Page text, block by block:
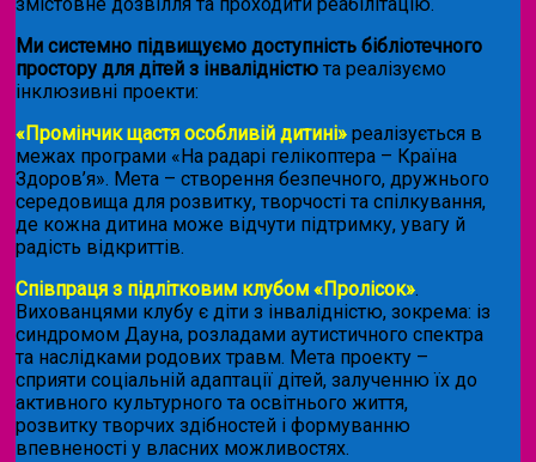
Ми системно підвищуємо доступність бібліотечного
простору для дітей з інвалідністю та реалізуємо
інклюзивні проекти:
«Промінчик щастя особливій дитині» реалізується в
межах програми «На радарі гелікоптера – Країна
Здоров’я». Мета – створення безпечного, дружнього
середовища для розвитку, творчості та спілкування,
де кожна дитина може відчути підтримку, увагу й
радість відкриттів.
Співпраця з підлітковим клубом «Пролісок».
Вихованцями клубу є діти з інвалідністю, зокрема: із
синдромом Дауна, розладами аутистичного спектра
та наслідками родових травм. Мета проекту –
сприяти соціальній адаптації дітей, залученню їх до
активного культурного та освітнього життя,
розвитку творчих здібностей і формуванню
впевненості у власних можливостях.